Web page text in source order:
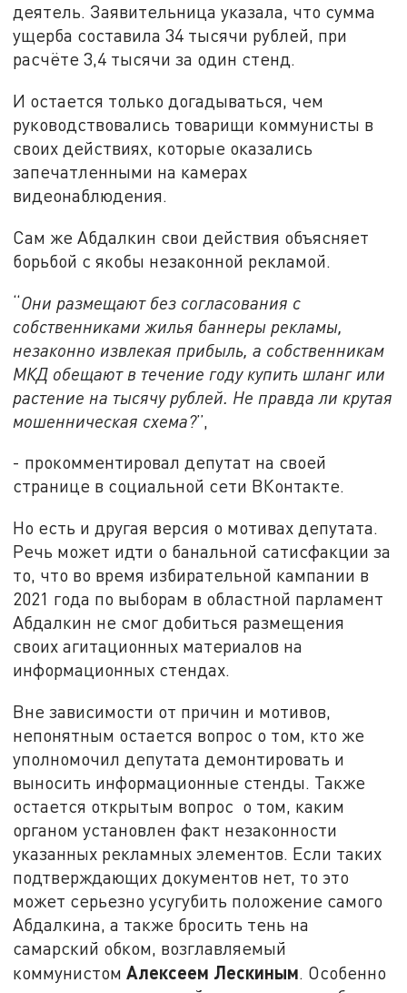
деятель. Заявительница указала, что сумма
ущерба составила 34 тысячи рублей, при
расчёте 3,4 тысячи за один стенд.
И остается только догадываться, чем
руководствовались товарищи коммунисты в
своих действиях, которые оказались
запечатленными на камерах
видеонаблюдения.
Сам же Абдалкин свои действия объясняет
борьбой с якобы незаконной рекламой.
“Они размещают без согласования с
собственниками жилья баннеры рекламы,
незаконно извлекая прибыль, а собственникам
МКД обещают в течение году купить шланг или
растение на тысячу рублей. Не правда ли крутая
мошенническая схема?”,
- прокомментировал депутат на своей
странице в социальной сети ВКонтакте.
Но есть и другая версия о мотивах депутата.
Речь может идти о банальной сатисфакции за
то, что во время избирательной кампании в
2021 года по выборам в областной парламент
Абдалкин не смог добиться размещения
своих агитационных материалов на
информационных стендах.
Вне зависимости от причин и мотивов,
непонятным остается вопрос о том, кто же
уполномочил депутата демонтировать и
выносить информационные стенды. Также
остается открытым вопрос о том, каким
органом установлен факт незаконности
указанных рекламных элементов. Если таких
подтверждающих документов нет, то это
может серьезно усугубить положение самого
Абдалкина, а также бросить тень на
самарский обком, возглавляемый
коммунистом Алексеем Лескиным . Особенно